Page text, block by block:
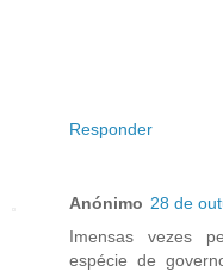
Responder
Anónimo 28 de
Imensas vezes
espécie de